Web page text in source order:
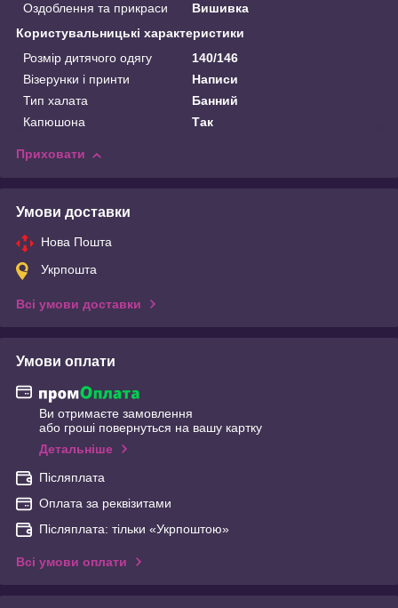
Оздоблення та прикраси
Вишивка
Користувальницькі характеристики
Розмір дитячого одягу
140/146
Візерунки і принти
Написи
Тип халата
Банний
Капюшона
Так
Приховати
Умови доставки
Нова Пошта
Укрпошта
Всі умови доставки
Умови оплати
Ви отримаєте замовлення
або гроші повернуться на вашу картку
Детальніше
Післяплата
Оплата за реквізитами
Післяплата: тільки «Укрпоштою»
Всі умови оплати